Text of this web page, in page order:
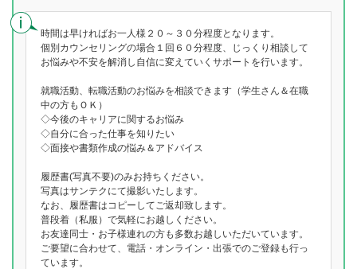
時間は早ければお一人様２０～３０分程度となります。
個別カウンセリングの場合１回６０分程度、じっくり相談して
お悩みや不安を解消し自信に変えていくサポートを行います。
就職活動、転職活動のお悩みを相談できます（学生さん＆在職
中の方もＯＫ）
◇今後のキャリアに関するお悩み
◇自分に合った仕事を知りたい
◇面接や書類作成の悩み＆アドバイス
履歴書(写真不要)のみお持ちください。
写真はサンテクにて撮影いたします。
なお、履歴書はコピーしてご返却致します。
普段着（私服）で気軽にお越しください。
お友達同士・お子様連れの方も多数お越しいただいています。
ご要望に合わせて、電話・オンライン・出張でのご登録も行っ
ています。